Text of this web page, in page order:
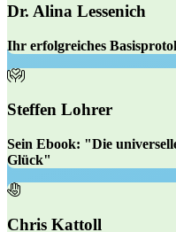
Dr. Alina Lessenich
Ihr erfolgreiches
Steffen Lohrer
Sein Ebook: "Die
Glück"
Chris Kattoll